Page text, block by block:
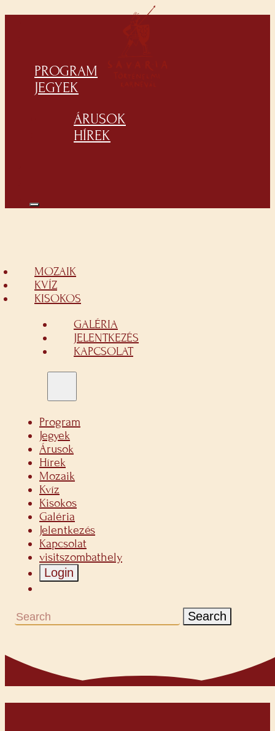
PROGRAM
JEGYEK
ÁRUSOK
HÍREK
MOZAIK
KVÍZ
KISOKOS
GALÉRIA
JELENTKEZÉS
KAPCSOLAT
Program
Jegyek
Árusok
Hírek
Mozaik
Kvíz
Kisokos
Galéria
Jelentkezés
Kapcsolat
visitszombathely
Login
Search